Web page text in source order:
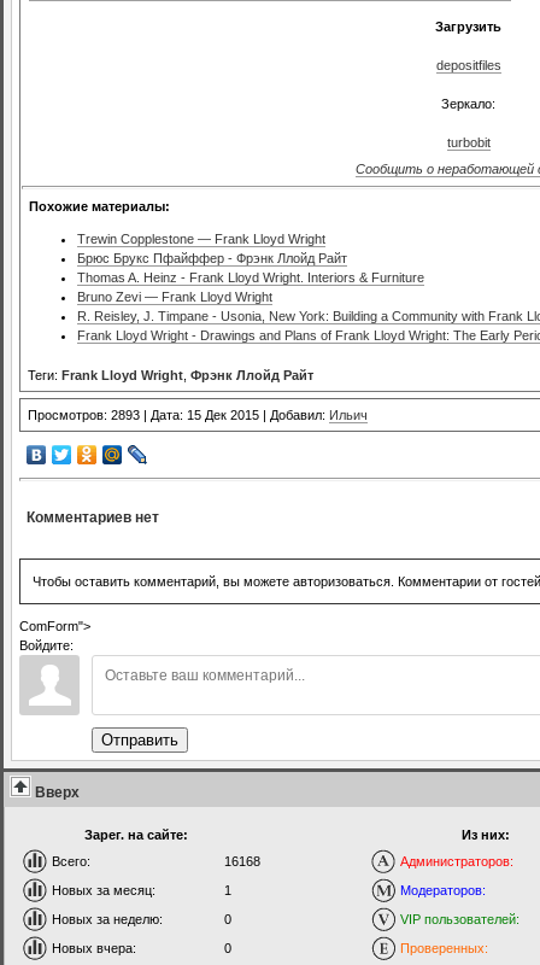
Загрузить
depositfiles
Зеркало:
turbobit
Сообщить о неработающей
Похожие материалы:
Trewin Copplestone — Frank Lloyd Wright
Брюс Брукс Пфайффер - Фрэнк Ллойд Райт
Thomas A. Heinz - Frank Lloyd Wright. Interiors & Furniture
Bruno Zevi — Frank Lloyd Wright
R. Reisley, J. Timpane - Usonia, New York: Building a Community with Frank
Frank Lloyd Wright - Drawings and Plans of Frank Lloyd Wright: The Early
Теги: Frank Lloyd Wright Фрэнк Ллойд Райт
Просмотров: 2893 | Дата: 15 Дек 2015 | Добавил: Ильич
Комментариев нет
Чтобы оставить комментарий, вы можете авторизоваться. Комментарии от
ComForm">
Войдите:
Отправить
Вверх
Зарег. на сайте:
Всего:
16168
Новых за месяц:
1
Новых за неделю:
0
Новых вчера:
0
Из них:
Администраторов:
Модераторов:
VIP пользователей:
Проверенных: